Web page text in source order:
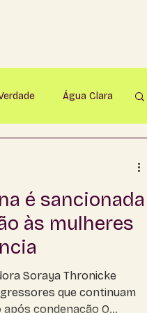
Água Clara
Bonito
é sancionada
às mulheres
Soraya Thronicke
que continuam
condenação O